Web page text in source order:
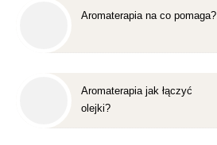
Aromaterapia na co pomaga?
Aromaterapia jak łączyć
olejki?